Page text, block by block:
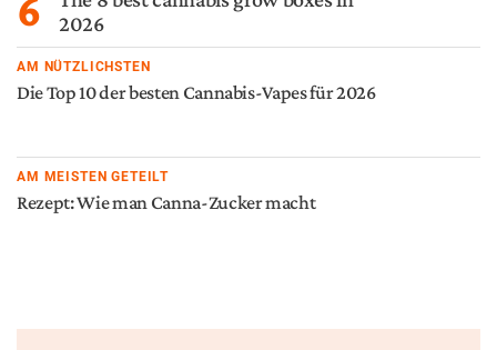
6
2026
AM NÜTZLICHSTEN
Die Top 10 der besten Cannabis-Vapes für 2026
AM MEISTEN GETEILT
Rezept: Wie man Canna-Zucker macht